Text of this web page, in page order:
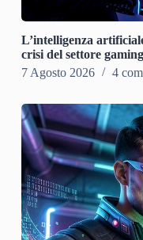
L’intelligenza
crisi del settore gaming
7 Agosto 2026
4